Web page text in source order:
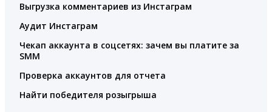
Выгрузка комментариев из Инстаграм
Аудит Инстаграм
Чекап аккаунта в соцсетях: зачем вы платите за
SMM
Проверка аккаунтов для отчета
Найти победителя розыгрыша